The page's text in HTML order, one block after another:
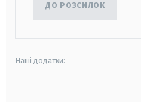
ДО РОЗСИЛОК
Наші додатки: